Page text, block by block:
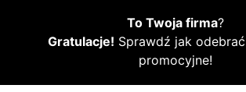
To Twoja firma?
Gratulacje! Sprawdź jak odebrać
promocyjne!